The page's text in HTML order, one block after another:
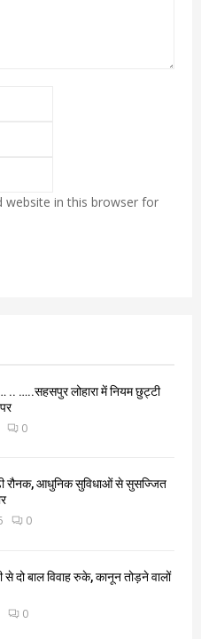
website in this browser for
.. …..सहसपुर लोहारा में नियम छुट्टी
0
रौनक, आधुनिक सुविधाओं से सुसज्जित
0
दो बाल विवाह रुके, कानून तोड़ने वालों
0